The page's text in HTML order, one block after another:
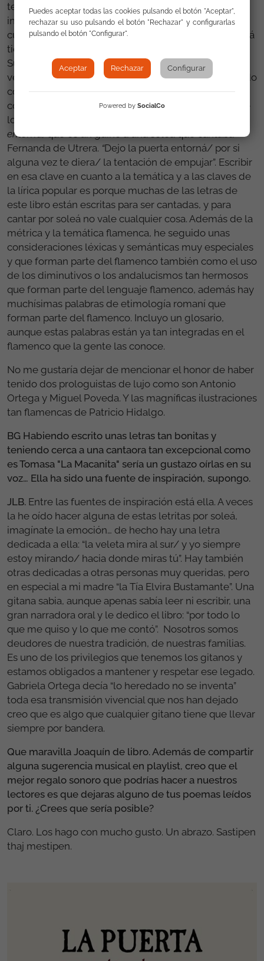
tenido. La lírica popular cuando es buena, es
insuperable, es un tesoro que forma parte del acervo
cultural español y por ende gitano. Un cante por soleá
tiene tres o cuatro versos, yo prefiero los de tres.
Supone decir mucho con tan pocas palabras. ¿Cómo
veinticuatro sílabas pueden contener tanto significado
como para contar una historia, o sugerirla o para
convertirse en un aforismo?, esa brevedad es uno de
los recursos que yo he utilizado en
entorná,que es un guiño a una soleá que cantaba
Fernanda de Utrera. “Dejo la puerta entorná/ por si
alguna vez te diera/ la tentación de empujar”. Escribir
en esa clave en cuanto a la temática y a las claves de
la lírica popular es porque muchas de las letras de
este libro están escritas para ser cantadas, y para
cantar por soleá no vale cualquier cosa. Además de la
métrica y la temática flamenca, he seguido unas
consideraciones léxicas y semánticas muy especiales
y que forman parte del flamenco también como el uso
de los diminutivos o los andalucismos tan hermosos
que forman parte del lenguaje flamenco, además hay
muchísimas palabras de etimología romaní que
forman parte del flamenco. Incluyo un glosario,
aunque estas palabras están ya tan integradas en el
flamenco que la gente las conoce.
No me gustaría dejar de mencionar el honor de haber
tenido dos prologuistas de lujo como son Antonio
Ortega y Miguel Poveda. Y las magníficas ilustraciones
tan flamencas de Patricio Hidalgo.
BG Habiendo escrito unas letras tan bonitas y
teniendo cerca a una cantaora tan excepcional como
es Tomasa "La Macanita" sería un gustazo oírlas en su
voz… Ella ha sido una fuente de inspiración, supongo.
JLB. Entre las fuentes de inspiración está ella. A veces
la he oído hacer alguna de estas letritas por soleá,
imagínate la emoción… de hecho hay una letra
dedicada a ella: “la veleta mira al sur/ y yo siempre
estoy mirando/ hacia donde miras tú”. Hay también
otras dedicadas a otras personas muy queridas, pero
en especial a mi madre “la Tía Elvira Bustamante”. Una
gitana sabia, aunque apenas sabía leer ni escribir, una
gran narradora oral y le dedico el libro: “por todo lo
que me quiso y lo que me contó”. Nosotros somos
deudores de nuestra tradición, de nuestras familias.
Es uno de los privilegios que tenemos los gitanos y
estamos obligados a mantener y respetar ese legado.
Gabriela Ortega decía “lo heredado no se inventa”
toda esa transmisión vivencial que nos han dejado
creo que es algo que cualquier gitano tiene que llevar
siempre por bandera.
Que maravilla Joaquín de libro. Además de compartir
alguna sugerencia musical en playlist, creo que el
mejor regalo sonoro que podrías hacer a nuestros
lectores es que dejaras alguno de tus poemas leídos
por ti. ¿Crees que sería posible?
Claro. Los hago con mucho gusto. Un abrazo. Sastipen
thaj mestipen.
Puedes aceptar todas las cookies pulsando el botón "Aceptar",
rechazar su uso pulsando el botón "Rechazar" y configurarlas
pulsando el botón "Configurar".
Aceptar Rechazar Configurar
Powered by SocialCo